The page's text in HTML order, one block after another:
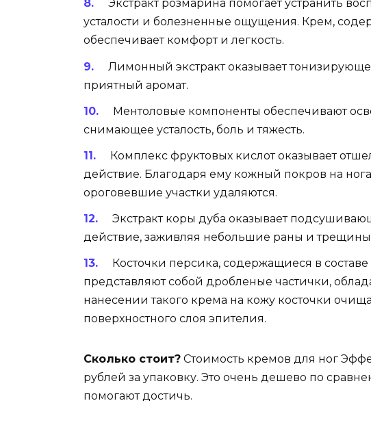
Экстракт розмарина помогает устранить
усталости и болезненные ощущения. Крем,
обеспечивает комфорт и легкость.
Лимонный экстракт оказывает
приятный аромат.
Ментоловые компоненты обеспечивают
снимающее усталость, боль и тяжесть.
Комплекс фруктовых кислот оказывает
действие. Благодаря ему кожный покров на
ороговевшие участки удаляются.
Экстракт коры дуба оказывает
действие, заживляя небольшие раны и
Косточки персика, содержащиеся в
представляют собой дробленые частички,
нанесении такого крема на кожу косточки
поверхностного слоя эпителия.
Сколько стоит? Стоимость кремов для ног
рублей за упаковку. Это очень дешево по
помогают достичь.